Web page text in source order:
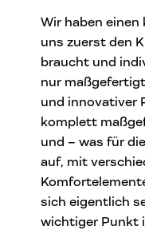
Wir haben
uns zuerst den
braucht und
nur
und innovativer
komplett
und – was für
auf, mit
sich eigentlich
wichtiger Punkt